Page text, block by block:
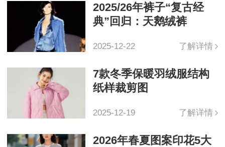
2025/26年裤子“复古经
典”回归：天鹅绒裤
2025-12-22 了解详情
7款冬季保暖羽绒服结构
纸样裁剪图
2025-12-19 了解详情
2026年春夏图案印花5大